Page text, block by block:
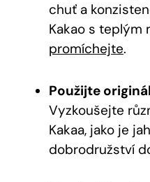
chuť a
Kakao s teplým
promíchejte.
Použijte
Vyzkoušejte
Kakaa, jako je
dobrodružství